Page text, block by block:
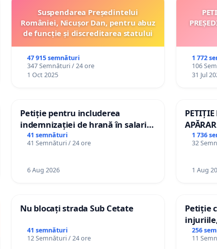
Suspendarea Președintelui
României, Nicușor Dan, pentru abuz
de funcție și discreditarea statului
47 915 semnături
347 Semnături / 24 ore
1 Oct 2025
1 772
106
31 Jul
Petiție pentru includerea
indemnizației de hrană în salariul
de bază și protejarea gradațiilor
de vechime pentru asistenții
41 semnături
41 Semnături / 24 ore
6 Aug 2026
DE
1 736
32
1 Aug
Nu blocați strada Sub Cetate
41 semnături
12 Semnături / 24 ore
Petiție
către
256
11